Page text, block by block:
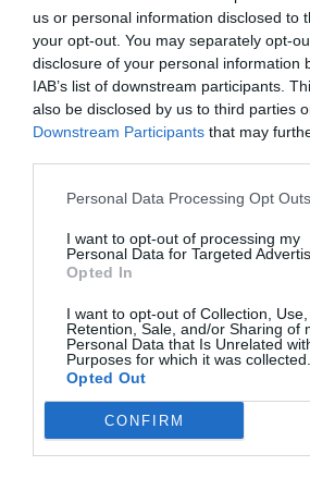
us or personal information disclosed to
your opt-out. You may separately opt-
disclosure of your personal information
IAB’s list of downstream participants.
also be disclosed by us to third parties
Downstream Participants that may
Personal Data Processing Opt Outs
I want to opt-out of processing my
Personal Data for Targeted
Opted In
I want to opt-out of Collection, Use,
Retention, Sale, and/or Sharing of
Personal Data that Is Unrelated
Purposes for which it was collected.
Opted Out
CONFIRM
Πρόσθεσε ένα
ΤΙΤΛΟΣ
ΣΧΟΛΙΟ